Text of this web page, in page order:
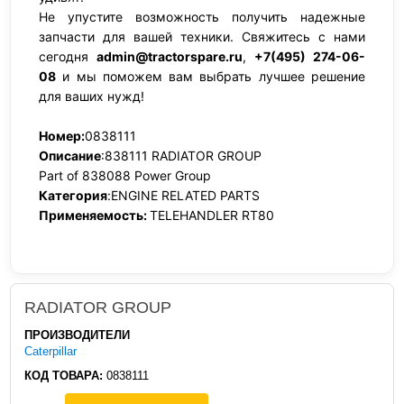
Не упустите возможность получить надежные
запчасти для вашей техники. Свяжитесь с нами
сегодня admin@tractorspare.ru, +7(495) 274-06-
08 и мы поможем вам выбрать лучшее решение
для ваших нужд!
Номер:0838111
Описание:838111 RADIATOR GROUP
Part of 838088 Power Group
Категория:ENGINE RELATED PARTS
Применяемость:TELEHANDLER RT80
RADIATOR GROUP
ПРОИЗВОДИТЕЛИ
Caterpillar
КОД ТОВАРА: 0838111